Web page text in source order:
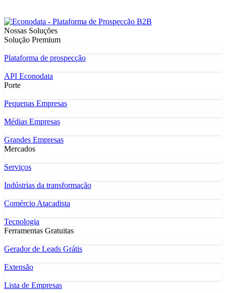
Nossas Soluções
Solução Premium
Plataforma de prospecção
API Econodata
Porte
Pequenas Empresas
Médias Empresas
Grandes Empresas
Mercados
Serviços
Indústrias da transformação
Comércio Atacadista
Tecnologia
Ferramentas Gratuitas
Gerador de Leads Grátis
Extensão
Lista de Empresas